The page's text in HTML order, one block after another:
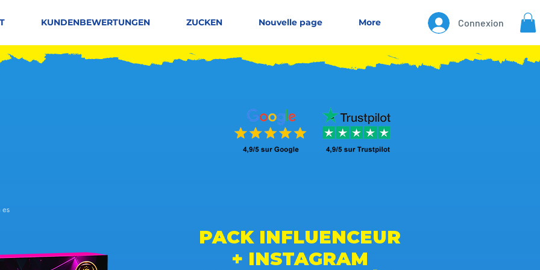
KUNDENBEWERTUNGEN ZUCKEN Nouvelle page More Connexion
es auf 150 Stimmen, Leute mögen es
PACK INFLUENCEUR
+ INSTAGRAM